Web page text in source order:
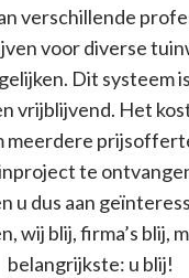
verschillende
voor diverse
Dit systeem
vrijblijvend. Het
meerdere
te
u dus aan
wij blij, firma’s blij,
belangrijkste: u blij!